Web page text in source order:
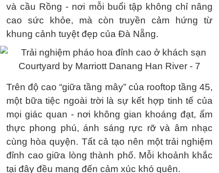
và cầu Rồng - nơi mỗi buổi tập không chỉ nâng
cao sức khỏe, mà còn truyền cảm hứng từ
khung cảnh tuyệt đẹp của Đà Nẵng.
Trên độ cao “giữa tầng mây” của rooftop tầng 45,
một bữa tiệc ngoài trời là sự kết hợp tinh tế của
mọi giác quan - nơi không gian khoáng đạt, ẩm
thực phong phú, ánh sáng rực rỡ và âm nhạc
cùng hòa quyện. Tất cả tạo nên một trải nghiệm
đỉnh cao giữa lòng thành phố. Mỗi khoảnh khắc
tại đây đều mang đến cảm xúc khó quên.